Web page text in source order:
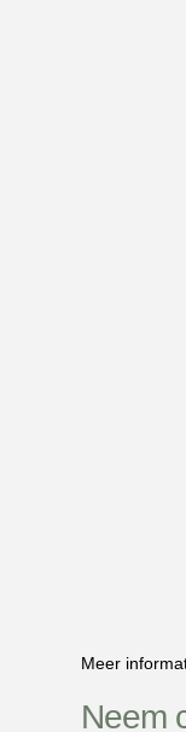
Meer
Neem